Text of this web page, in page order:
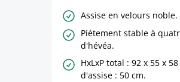
Assise en velours noble.
Piétement stable à
d'hévéa.
HxLxP total : 92 x 55 x
d'assise : 50 cm.